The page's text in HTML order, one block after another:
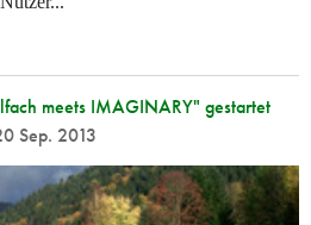
meets IMAGINARY" gestartet
Sep. 2013